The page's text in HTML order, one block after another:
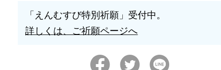
「えんむすび特別祈願」受付中。
詳しくは、ご祈願ページへ